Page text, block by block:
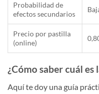
Probabilidad de
efectos secundarios
Precio por pastilla
(online)
¿Cómo saber cuál es
Aquí te doy una guía